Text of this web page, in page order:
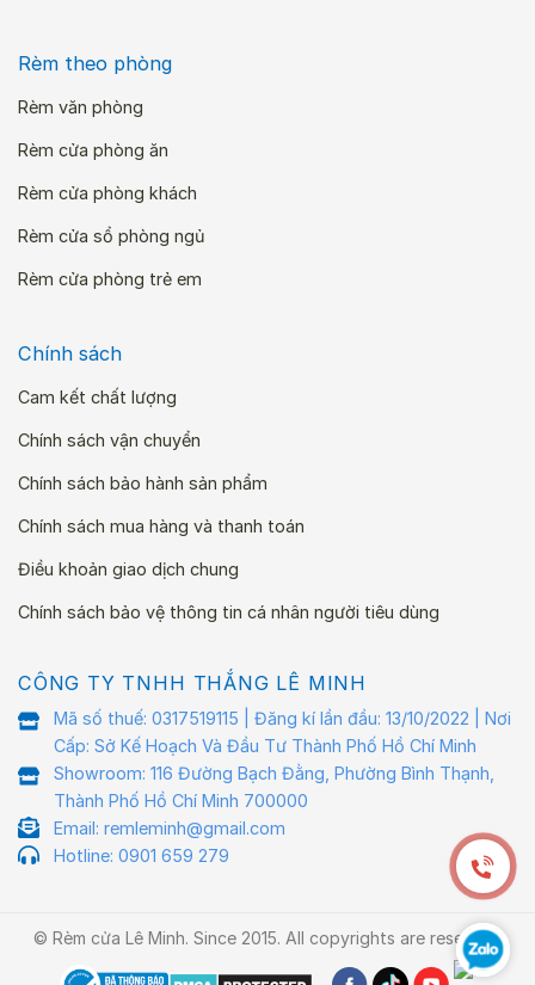
Rèm theo phòng
Rèm văn phòng
Rèm cửa phòng ăn
Rèm cửa phòng khách
Rèm cửa sổ phòng ngủ
Rèm cửa phòng trẻ em
Chính sách
Cam kết chất lượng
Chính sách vận chuyển
Chính sách bảo hành sản phẩm
Chính sách mua hàng và thanh toán
Điều khoản giao dịch chung
Chính sách bảo vệ thông tin cá nhân người tiêu dùng
CÔNG TY TNHH THẮNG LÊ MINH
Mã số thuế: 0317519115 | Đăng kí lần đầu: 13/10/2022 | Nơi
Cấp: Sở Kế Hoạch Và Đầu Tư Thành Phố Hồ Chí Minh
Showroom: 116 Đường Bạch Đằng, Phường Bình Thạnh,
Thành Phố Hồ Chí Minh 700000
Email: remleminh@gmail.com
Hotline: 0901 659 279
© Rèm cửa Lê Minh. Since 2015. All copyrights are reserved.